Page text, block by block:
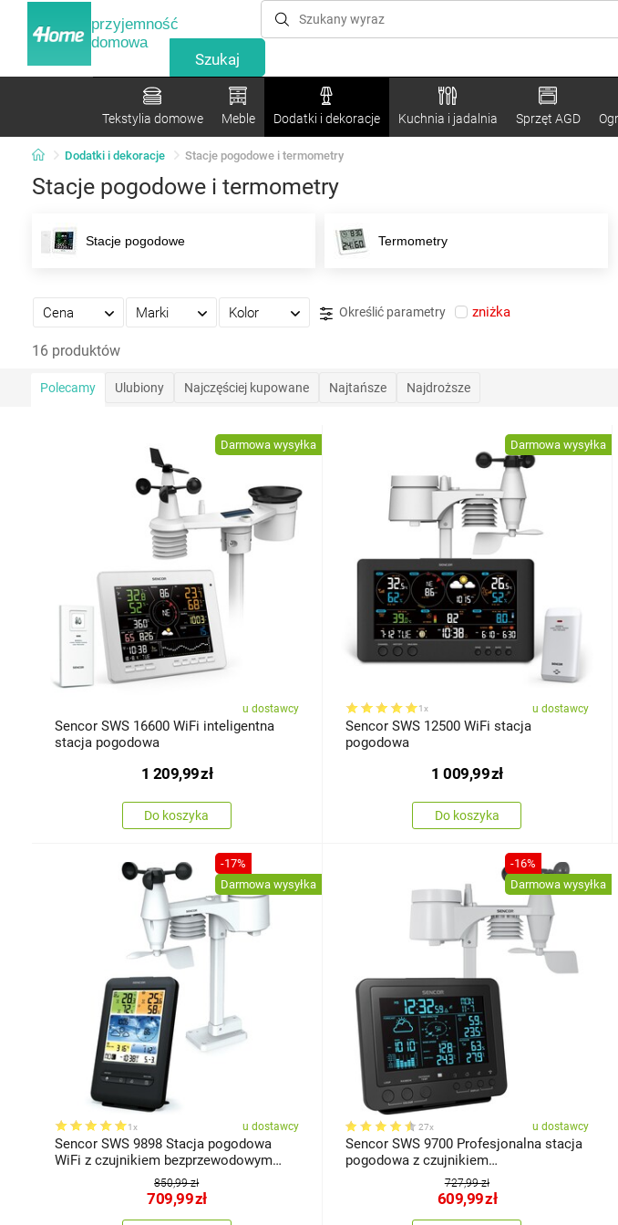
przyjemność
domowa
Tekstylia domowe Meble Dodatki i dekoracje Kuchnia i jadalnia Sprzęt AGD
Dodatki i dekoracje Stacje pogodowe i termometry
Stacje pogodowe i termometry
Stacje pogodowe Termometry
Cena Marki Kolor Określić parametry zniżka
16 produktów
Polecamy Ulubiony Najczęściej kupowane Najtańsze Najdroższe
Darmowa wysyłka
u dostawcy
Sencor SWS 16600 WiFi inteligentna
stacja pogodowa
1 209,99zł
Do koszyka
Darmowa wysyłka
1x u dostawcy
Sencor SWS 12500 WiFi stacja
pogodowa
1 009,99zł
Do koszyka
-17%
Darmowa wysyłka
1x u dostawcy
Sencor SWS 9898 Stacja pogodowa
WiFi z czujnikiem bezprzewodowym
850,99 zł
709,99zł
-16%
Darmowa wysyłka
27x u dostawcy
Sencor SWS 9700 Profesjonalna stacja
pogodowa z czujnikiem
bezprzewodowym 5w1
727,99 zł
609,99zł